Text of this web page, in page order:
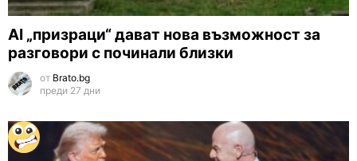
AI „призраци“ дават нова възможност за
разговори с починали близки
от Brato.bg
преди 27 дни